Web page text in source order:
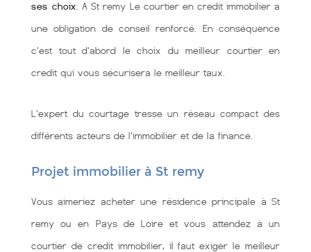
ses choix . A St remy Le courtier en credit immobilier a
une obligation de conseil renforcé. En conséquence
c'est tout d'abord le choix du meilleur courtier en
credit qui vous sécurisera le meilleur taux.
L'expert du courtage tresse un réseau compact des
différents acteurs de l'immobilier et de la finance.
Projet immobilier à St remy
Vous aimeriez acheter une résidence principale à St
remy ou en Pays de Loire et vous attendez à un
courtier de credit immobilier, il faut exiger le meilleur